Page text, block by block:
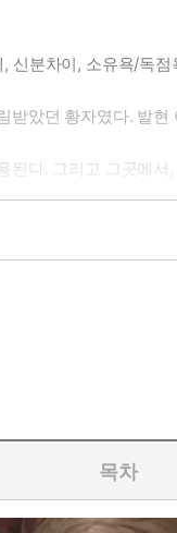
신분차이, 소유욕/독
았던 황자였다. 발
다. 그리고 그곳에
목차